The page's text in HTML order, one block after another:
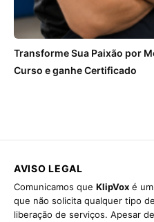
Transforme Sua Paixão por
Curso e ganhe Certificado
AVISO LEGAL
Comunicamos que KlipVox é
que não solicita qualquer tipo
liberação de serviços. Apesar